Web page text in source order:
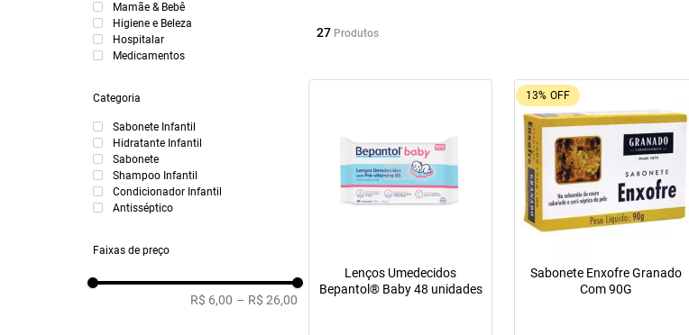
Mamãe & Bebê
Higiene e Beleza
Hospitalar
Medicamentos
Categoria
Sabonete Infantil
Hidratante Infantil
Sabonete
Shampoo Infantil
Condicionador Infantil
Antisséptico
Faixas de preço
R$ 6,00 – R$ 26,00
27 Produtos
Lenços Umedecidos
Bepantol® Baby 48 unidades
13% OFF
Sabonete Enxofre Granado
Com 90G